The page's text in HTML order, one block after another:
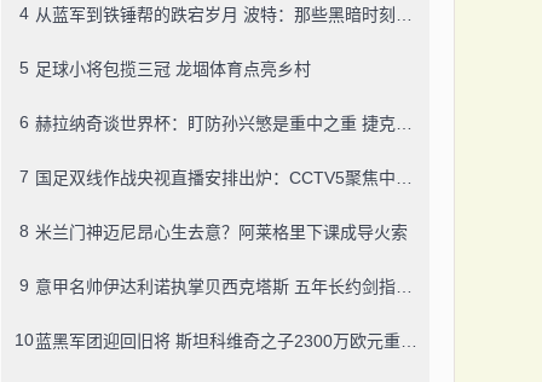
4
5 足球小将包揽三冠 龙堌体育点亮乡村
6
7
8 米兰门神迈尼昂心生去意？阿莱格里下课成导火索
9
10